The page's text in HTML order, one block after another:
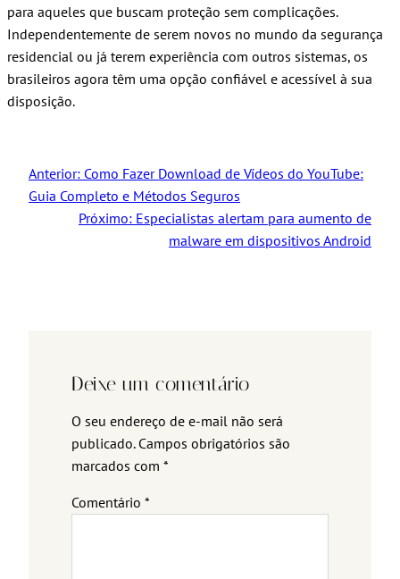
para aqueles que buscam proteção sem complicações.
Independentemente de serem novos no mundo da segurança
residencial ou já terem experiência com outros sistemas, os
brasileiros agora têm uma opção confiável e acessível à sua
disposição.
Anterior: Como Fazer Download de Vídeos do YouTube:
Guia Completo e Métodos Seguros
Próximo: Especialistas alertam para aumento de
malware em dispositivos Android
Deixe um comentário
O seu endereço de e-mail não será
publicado. Campos obrigatórios são
marcados com *
Comentário *